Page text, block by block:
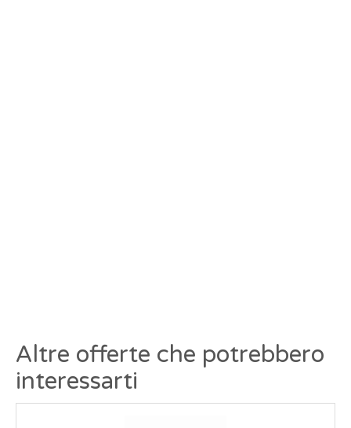
Altre offerte che potrebbero
interessarti